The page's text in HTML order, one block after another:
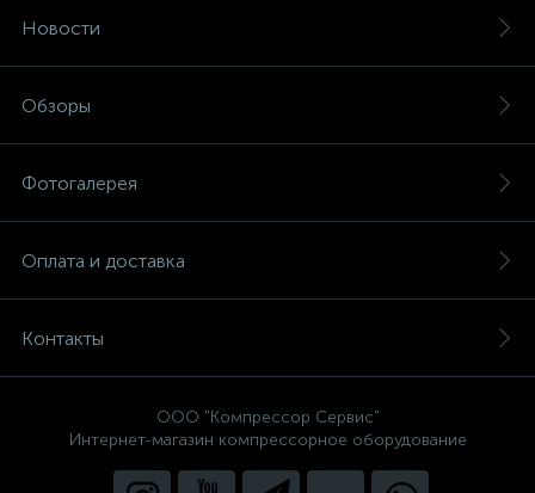
Новости
Обзоры
Фотогалерея
Оплата и доставка
Контакты
ООО "Компрессор Сервис"
Интернет-магазин компрессорное оборудование